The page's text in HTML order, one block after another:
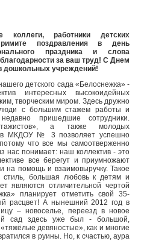
коллеги, работники детских
поздравления в день
праздника и слова
за ваш труд! С Днем
дошкольных учреждений!
детского сада «Белоснежка» -
интересных высокоидейных
творческим миром. Здесь дружно
с большим стажем работы и
пришедшие сотрудники.
а также молодых
МКДОУ № 3 позволяет успешно
что все мы самоотверженно
нас понимает: наш коллектив - это
все берегут и приумножают
на помощь и взаимовыручку. Такое
стиль, большая любовь к детям и
являются отличительной чертой
планирует отметить свой 35-
расцвет! А нынешний 2012 год в
– новоселье, переезд в новое
сад здесь уже был - большой,
девяностые», как и многие
в руины. Но, к счастью, аура